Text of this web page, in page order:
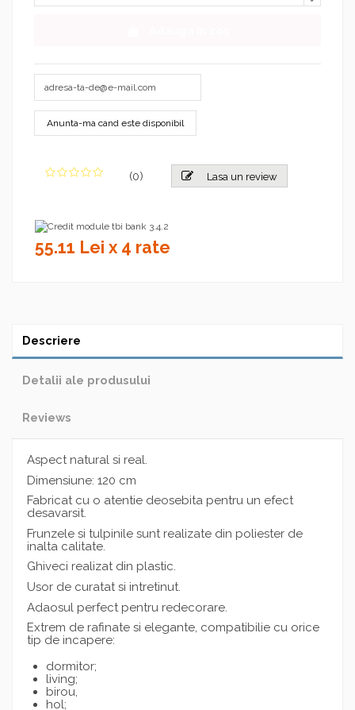
(0) Lasa un review
55.11 Lei x 4 rate
Descriere
Detalii ale produsului
Reviews
Aspect natural si real.
Dimensiune: 120 cm
Fabricat cu o atentie deosebita pentru un efect
desavarsit.
Frunzele si tulpinile sunt realizate din poliester de
inalta calitate.
Ghiveci realizat din plastic.
Usor de curatat si intretinut.
Adaosul perfect pentru redecorare.
Extrem de rafinate si elegante, compatibilie cu orice
tip de incapere:
dormitor;
living;
birou,
hol;